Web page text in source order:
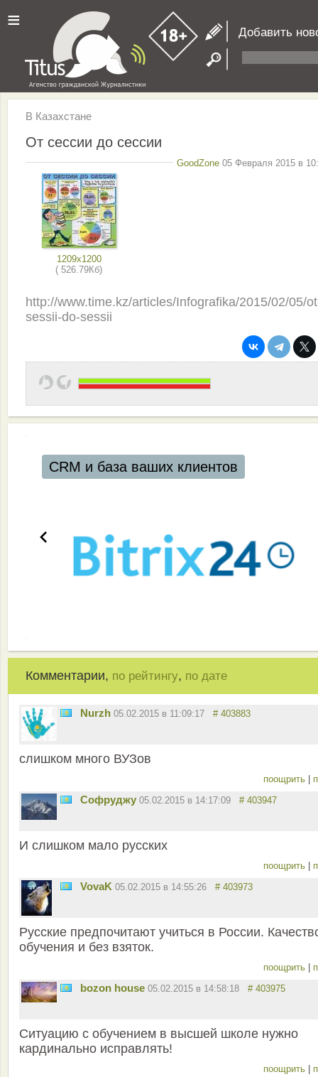
≡ Добавить
В Казахстане
От сессии до сессии
GoodZone 05 Февраля 2015 в
1209x1200
( 526.79Кб)
http://www.time.kz/articles/Infografika/2015/02/05/
sessii-do-sessii
CRM и база ваших клиентов
Комментарии, по рейтингу, по дате
Nurzh 05.02.2015 в 11:09:17 # 403883
слишком много ВУЗов
поощрить
Софруджу 05.02.2015 в 14:17:09 # 403947
И слишком мало русских
поощрить
VovaK 05.02.2015 в 14:55:26 # 403973
Русские предпочитают учиться в России.
обучения и без взяток.
поощрить
bozon house 05.02.2015 в 14:58:18 # 403975
Ситуацию с обучением в высшей школе нужно
кардинально исправлять!
поощрить